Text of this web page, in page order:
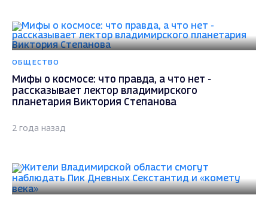
ОБЩЕСТВО
Мифы о космосе: что правда, а что нет -
рассказывает лектор владимирского
планетария Виктория Степанова
2 года назад